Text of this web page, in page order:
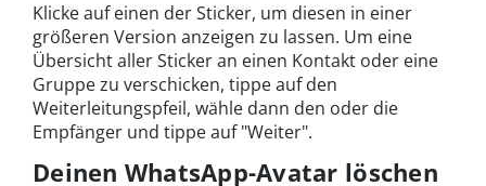
Klicke auf einen der Sticker, um diesen in einer
größeren Version anzeigen zu lassen. Um eine
Übersicht aller Sticker an einen Kontakt oder eine
Gruppe zu verschicken, tippe auf den
Weiterleitungspfeil, wähle dann den oder die
Empfänger und tippe auf "Weiter".
Deinen WhatsApp-Avatar löschen